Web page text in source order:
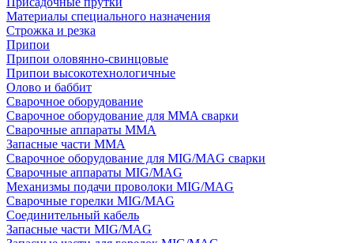
Материалы специального назначения
Строжка и резка
Припои
Припои оловянно-свинцовые
Припои высокотехнологичные
Олово и баббит
Сварочное оборудование
Сварочное оборудование для MMA сварки
Сварочные аппараты MMA
Запасные части MMA
Сварочное оборудование для MIG/MAG сварки
Сварочные аппараты MIG/MAG
Механизмы подачи проволоки MIG/MAG
Сварочные горелки MIG/MAG
Соединительный кабель
Запасные части MIG/MAG